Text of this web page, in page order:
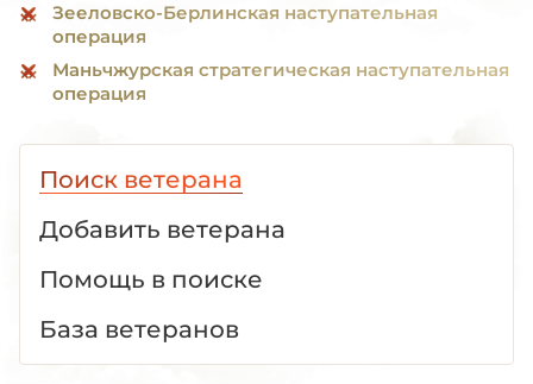
Зееловско-Берлинская наступательная
операция
Маньчжурская стратегическая наступательная
операция
Поиск ветерана
Добавить ветерана
Помощь в поиске
База ветеранов